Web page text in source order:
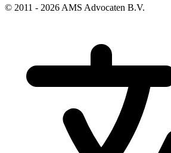
© 2011 - 2026 AMS Advocaten B.V.